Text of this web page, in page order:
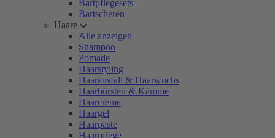
Bartpflegesets
Bartscheren
Haare
Alle anzeigen
Shampoo
Pomade
Haarstyling
Haarausfall & Haarwuchs
Haarbürsten & Kämme
Haarcreme
Haargel
Haarpaste
Haarpflege